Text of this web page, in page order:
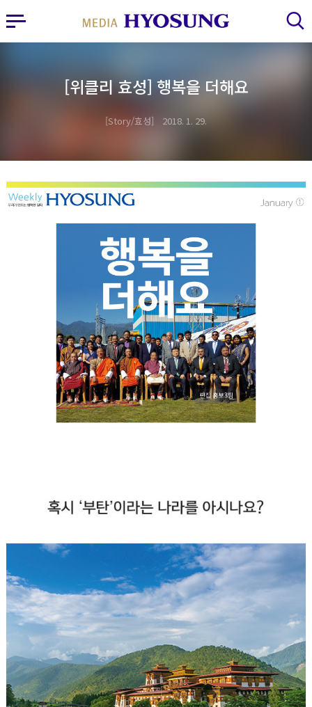
MY FRIEND HYOSUNG
사이드바 열기 검색 레이어 열기
[위클리 효성] 행복을 더해요
Story/효성 2018. 1. 29.